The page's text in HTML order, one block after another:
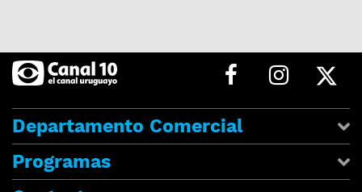
Departamento Comercial
Programas